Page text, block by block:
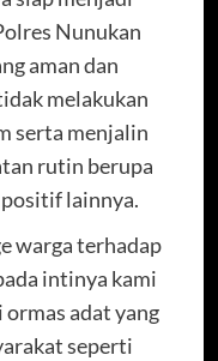
Nunukan
aman dan
melakukan
serta menjalin
rutin berupa
lainnya.
warga terhadap
intinya kami
adat yang
seperti